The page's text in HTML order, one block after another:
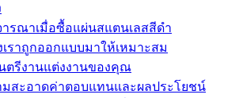
รณาเมื่อซื้อแผ่นสแตนเลสสีดำ
เราถูกออกแบบมาให้เหมาะสม
ตรีงานแต่งงานของคุณ
มสะอาดค่าตอบแทนและผลประโยชน์